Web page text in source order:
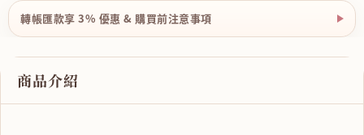
轉帳匯款享 3% 優惠 & 購買前注意事項
商品介紹